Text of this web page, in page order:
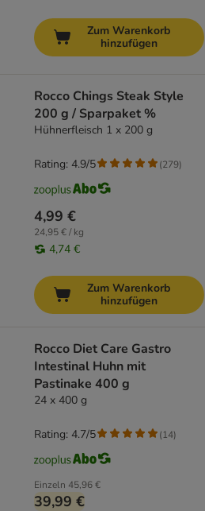
Zum Warenkorb
hinzufügen
Rocco Chings Steak Style
200 g / Sparpaket %
Hühnerfleisch 1 x 200 g
4,99 €
24,95 € / kg
4,74 €
Rating: 4.9/5 (279)
Zum Warenkorb
hinzufügen
Rocco Diet Care Gastro
Intestinal Huhn mit
Pastinake 400 g
24 x 400 g
Einzeln 45,96 €
39,99 €
Rating: 4.7/5 (14)